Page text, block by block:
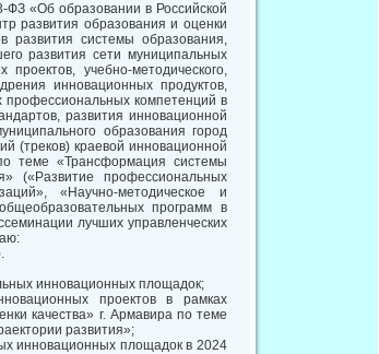
ФЗ «Об образовании в Российской
развития образования и оценки
системы образования,
развития сети муниципальных
учебно-методического,
инновационных продуктов,
профессиональных компетенций в
развития инновационной
образования город
(треков) краевой инновационной
теме «Трансформация системы
(«Развитие профессиональных
«Научно-методическое и
программ в
лучших управленческих
инновационных площадок;
проектов в рамках
качества» г. Армавира по теме
развития»;
инновационных площадок в 2024